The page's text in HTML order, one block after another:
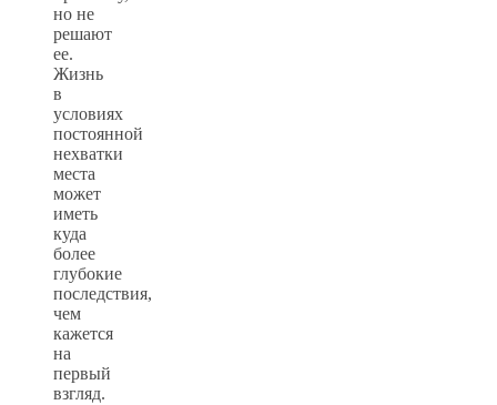
но не
решают
ее.
Жизнь
в
условиях
постоянной
нехватки
места
может
иметь
куда
более
глубокие
последствия,
чем
кажется
на
первый
взгляд.